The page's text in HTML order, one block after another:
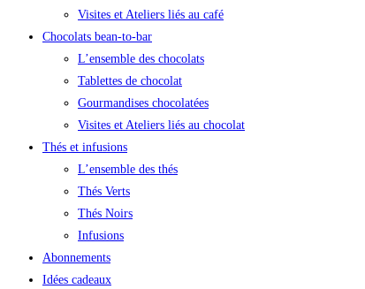
Visites et Ateliers liés au café
Chocolats bean-to-bar
L’ensemble des chocolats
Tablettes de chocolat
Gourmandises chocolatées
Visites et Ateliers liés au chocolat
Thés et infusions
L’ensemble des thés
Thés Verts
Thés Noirs
Infusions
Abonnements
Idées cadeaux